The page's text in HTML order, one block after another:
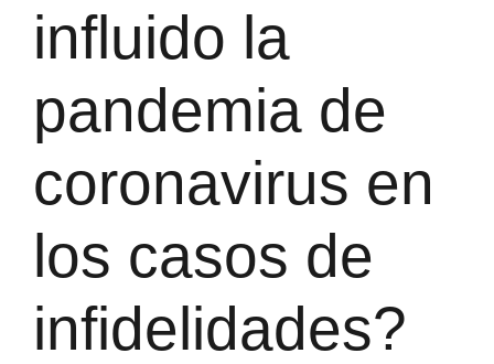
influido la
pandemia de
coronavirus en
los casos de
infidelidades?